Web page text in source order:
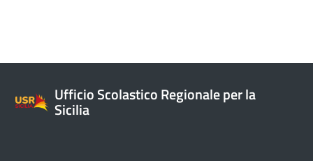
Ufficio Scolastico Regionale per la
Sicilia